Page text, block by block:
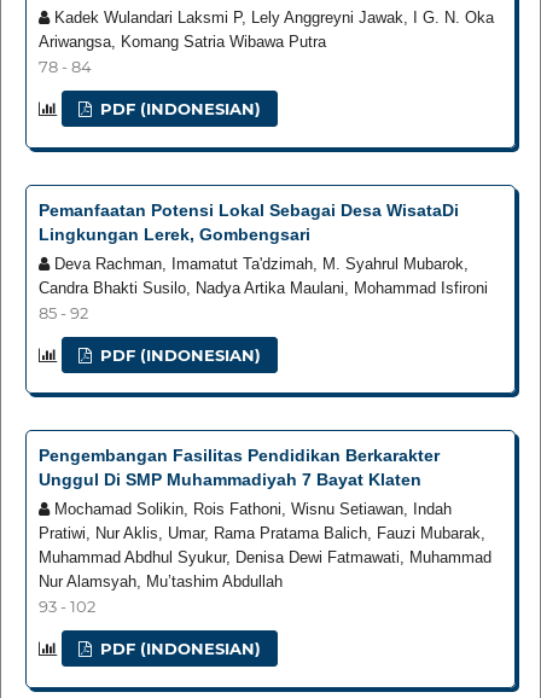
Kadek Wulandari Laksmi P, Lely Anggreyni Jawak, I G. N. Oka
Ariwangsa, Komang Satria Wibawa Putra
78 - 84
PDF (INDONESIAN)
Pemanfaatan Potensi Lokal Sebagai Desa WisataDi
Lingkungan Lerek, Gombengsari
Deva Rachman, Imamatut Ta'dzimah, M. Syahrul Mubarok,
Candra Bhakti Susilo, Nadya Artika Maulani, Mohammad Isfironi
85 - 92
PDF (INDONESIAN)
Pengembangan Fasilitas Pendidikan Berkarakter
Unggul Di SMP Muhammadiyah 7 Bayat Klaten
Mochamad Solikin, Rois Fathoni, Wisnu Setiawan, Indah
Pratiwi, Nur Aklis, Umar, Rama Pratama Balich, Fauzi Mubarak,
Muhammad Abdhul Syukur, Denisa Dewi Fatmawati, Muhammad
Nur Alamsyah, Mu’tashim Abdullah
93 - 102
PDF (INDONESIAN)